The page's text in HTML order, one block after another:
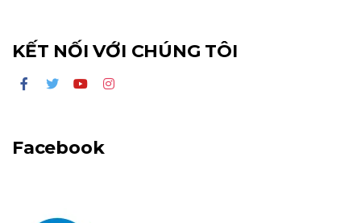
KẾT NỐI VỚI CHÚNG TÔI
Facebook